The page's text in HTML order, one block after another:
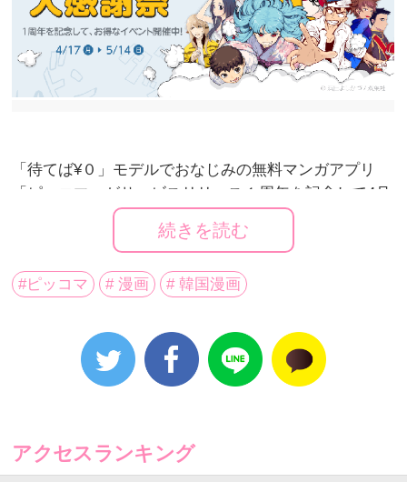
「待てば¥０」モデルでおなじみの無料マンガアプリ
「ピッコマ」がサービスリリース１周年を記念して4月
17日（月）から5月14日（日）まで参加できる「祝1周
年大感謝祭」の特設ページを公開した。
マのユーザーだけではなく、一般マンガユーザーも楽
しく参加できる内容で構成されている。
特に、毎週月曜日から始まる‘キャラ診断’は週替わりで
公式Twitterアカウント（@piccoma_jp
てから診断結果内容を自分のTwitterでシェアしたら、
続きを読む
#ピッコマ # 漫画 # 韓国漫画
アクセスランキング